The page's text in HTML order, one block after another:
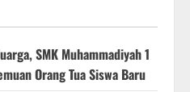
SMK Muhammadiyah 1
Orang Tua Siswa Baru